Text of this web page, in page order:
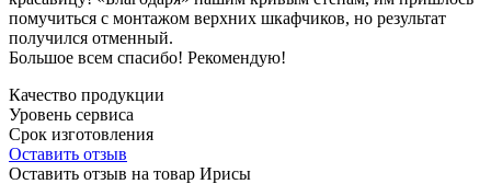
помучиться с монтажом верхних шкафчиков, но результат
получился отменный.
Большое всем спасибо! Рекомендую!
Качество продукции
Уровень сервиса
Срок изготовления
Оставить отзыв
Оставить отзыв на товар Ирисы